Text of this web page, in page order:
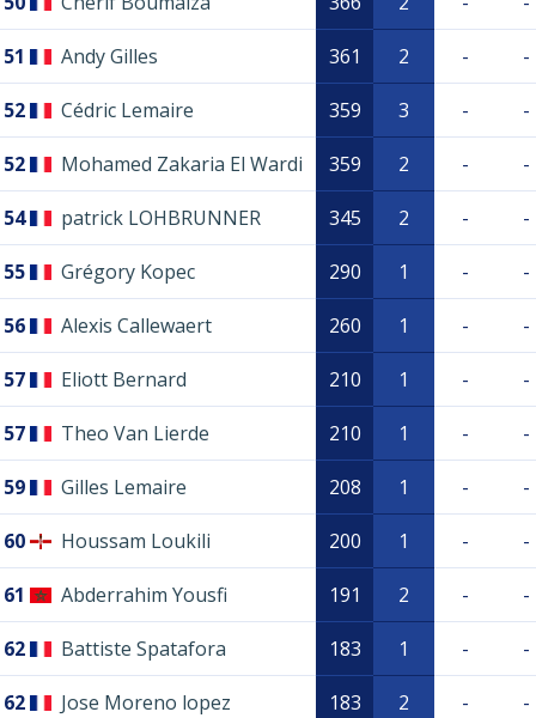
51 Andy Gilles 361 2 - -
52 Cédric Lemaire 359 3 - -
52 Mohamed Zakaria El Wardi 359 2 - -
54 patrick LOHBRUNNER 345 2 - -
55 Grégory Kopec 290 1 - -
56 Alexis Callewaert 260 1 - -
57 Eliott Bernard 210 1 - -
57 Theo Van Lierde 210 1 - -
59 Gilles Lemaire 208 1 - -
60 Houssam Loukili 200 1 - -
61 Abderrahim Yousfi 191 2 - -
62 Battiste Spatafora 183 1 - -
62 Jose Moreno lopez 183 2 - -